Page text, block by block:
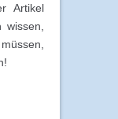
Artikel